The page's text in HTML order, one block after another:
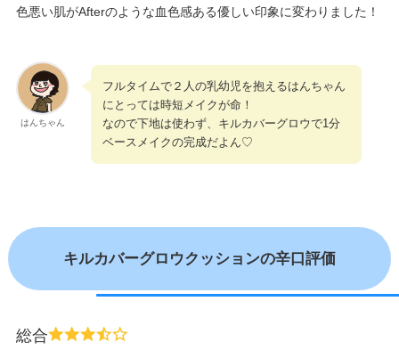
色悪い肌がAfterのような血色感ある優しい印象に変わりました！
はんちゃん
フルタイムで２人の乳幼児を抱えるはんちゃん
にとっては時短メイクが命！
なので下地は使わず、キルカバーグロウで1分
ベースメイクの完成だよん♡
キルカバーグロウクッションの辛口評価
総合